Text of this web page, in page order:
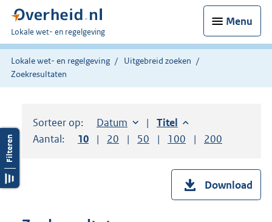
Menu
U
bent
hier:
Lokale wet- en regelgeving
Lokale wet- en regelgeving
Uitgebreid zoeken
Zoekresultaten
Sorteer op: Sorteer op:
Datum aflopendSorteer op:
Titel aflopend
Aantal:
Toon
10 resultaten per pagina
Toon
20 resultaten per pagina
Toon
50 resultaten per pagina
Toon
100 resultaten per
Toon
200
Download